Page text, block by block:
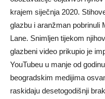
krajem siječnja 2020.
glazbu i aranžman pobrinuli
Lane. Snimljen tijekom
glazbeni video prikupio je
YouTubeu u manje od
beogradskim medijima
raskidaju desetogodišnji